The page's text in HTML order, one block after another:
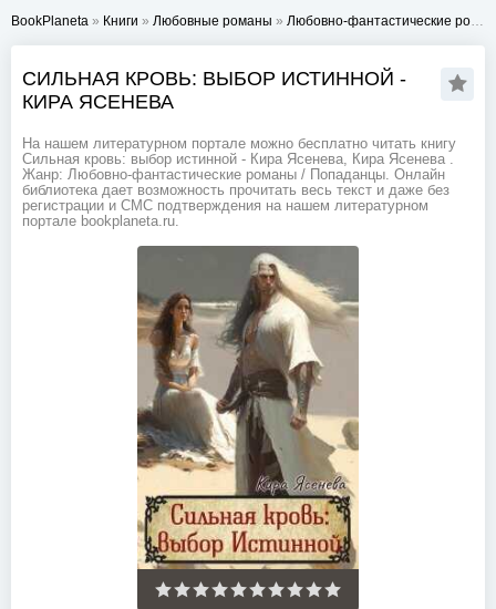
BookPlaneta » Книги » Любовные романы » Любовно-фантастические романы
СИЛЬНАЯ КРОВЬ: ВЫБОР ИСТИННОЙ -
КИРА ЯСЕНЕВА
На нашем литературном портале можно бесплатно читать книгу
Сильная кровь: выбор истинной - Кира Ясенева, Кира Ясенева .
Жанр: Любовно-фантастические романы / Попаданцы. Онлайн
библиотека дает возможность прочитать весь текст и даже без
регистрации и СМС подтверждения на нашем литературном
портале bookplaneta.ru.